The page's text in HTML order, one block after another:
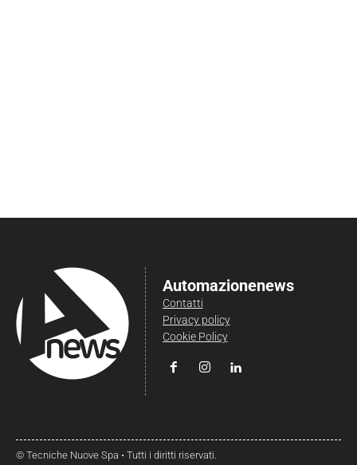
Automazionenews
Contatti
Privacy policy
Cookie Policy
© Tecniche Nuove Spa • Tutti i diritti riservati.